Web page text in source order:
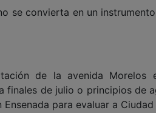
se convierta en un
de la avenida Morelos
finales de julio o principios de
para evaluar a